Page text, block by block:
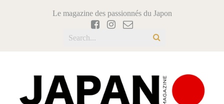
Le magazine des passionnés du Japon